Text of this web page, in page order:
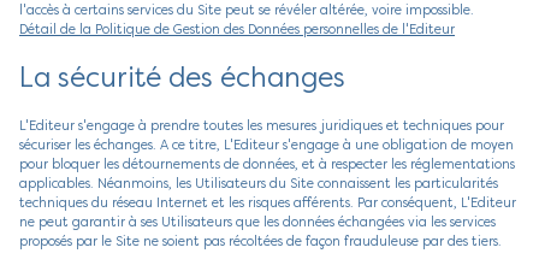
l'accès à certains services du Site peut se révéler altérée, voire impossible.
Détail de la Politique de Gestion des Données personnelles de l'Editeur
La sécurité des échanges
L'Editeur s'engage à prendre toutes les mesures juridiques et techniques pour
sécuriser les échanges. A ce titre, L'Editeur s'engage à une obligation de moyen
pour bloquer les détournements de données, et à respecter les réglementations
applicables. Néanmoins, les Utilisateurs du Site connaissent les particularités
techniques du réseau Internet et les risques afférents. Par conséquent, L'Editeur
ne peut garantir à ses Utilisateurs que les données échangées via les services
proposés par le Site ne soient pas récoltées de façon frauduleuse par des tiers.